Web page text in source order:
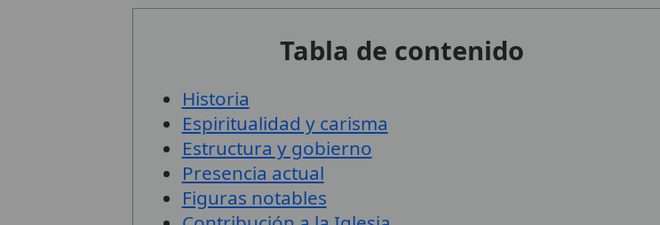
Tabla de contenido
Historia
Espiritualidad y carisma
Estructura y gobierno
Presencia actual
Figuras notables